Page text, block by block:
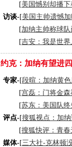
[美国憾别却播
访谈-[美国主帅遗憾
[加纳主帅称球
[吉安：我是世
约克：加纳有望进
专家-[段暄：加纳黄
[宫磊：门将金
[苏东：美国队
评点-[搜狐视点：加
[搜狐快评：青
媒体-[三大社-克林顿